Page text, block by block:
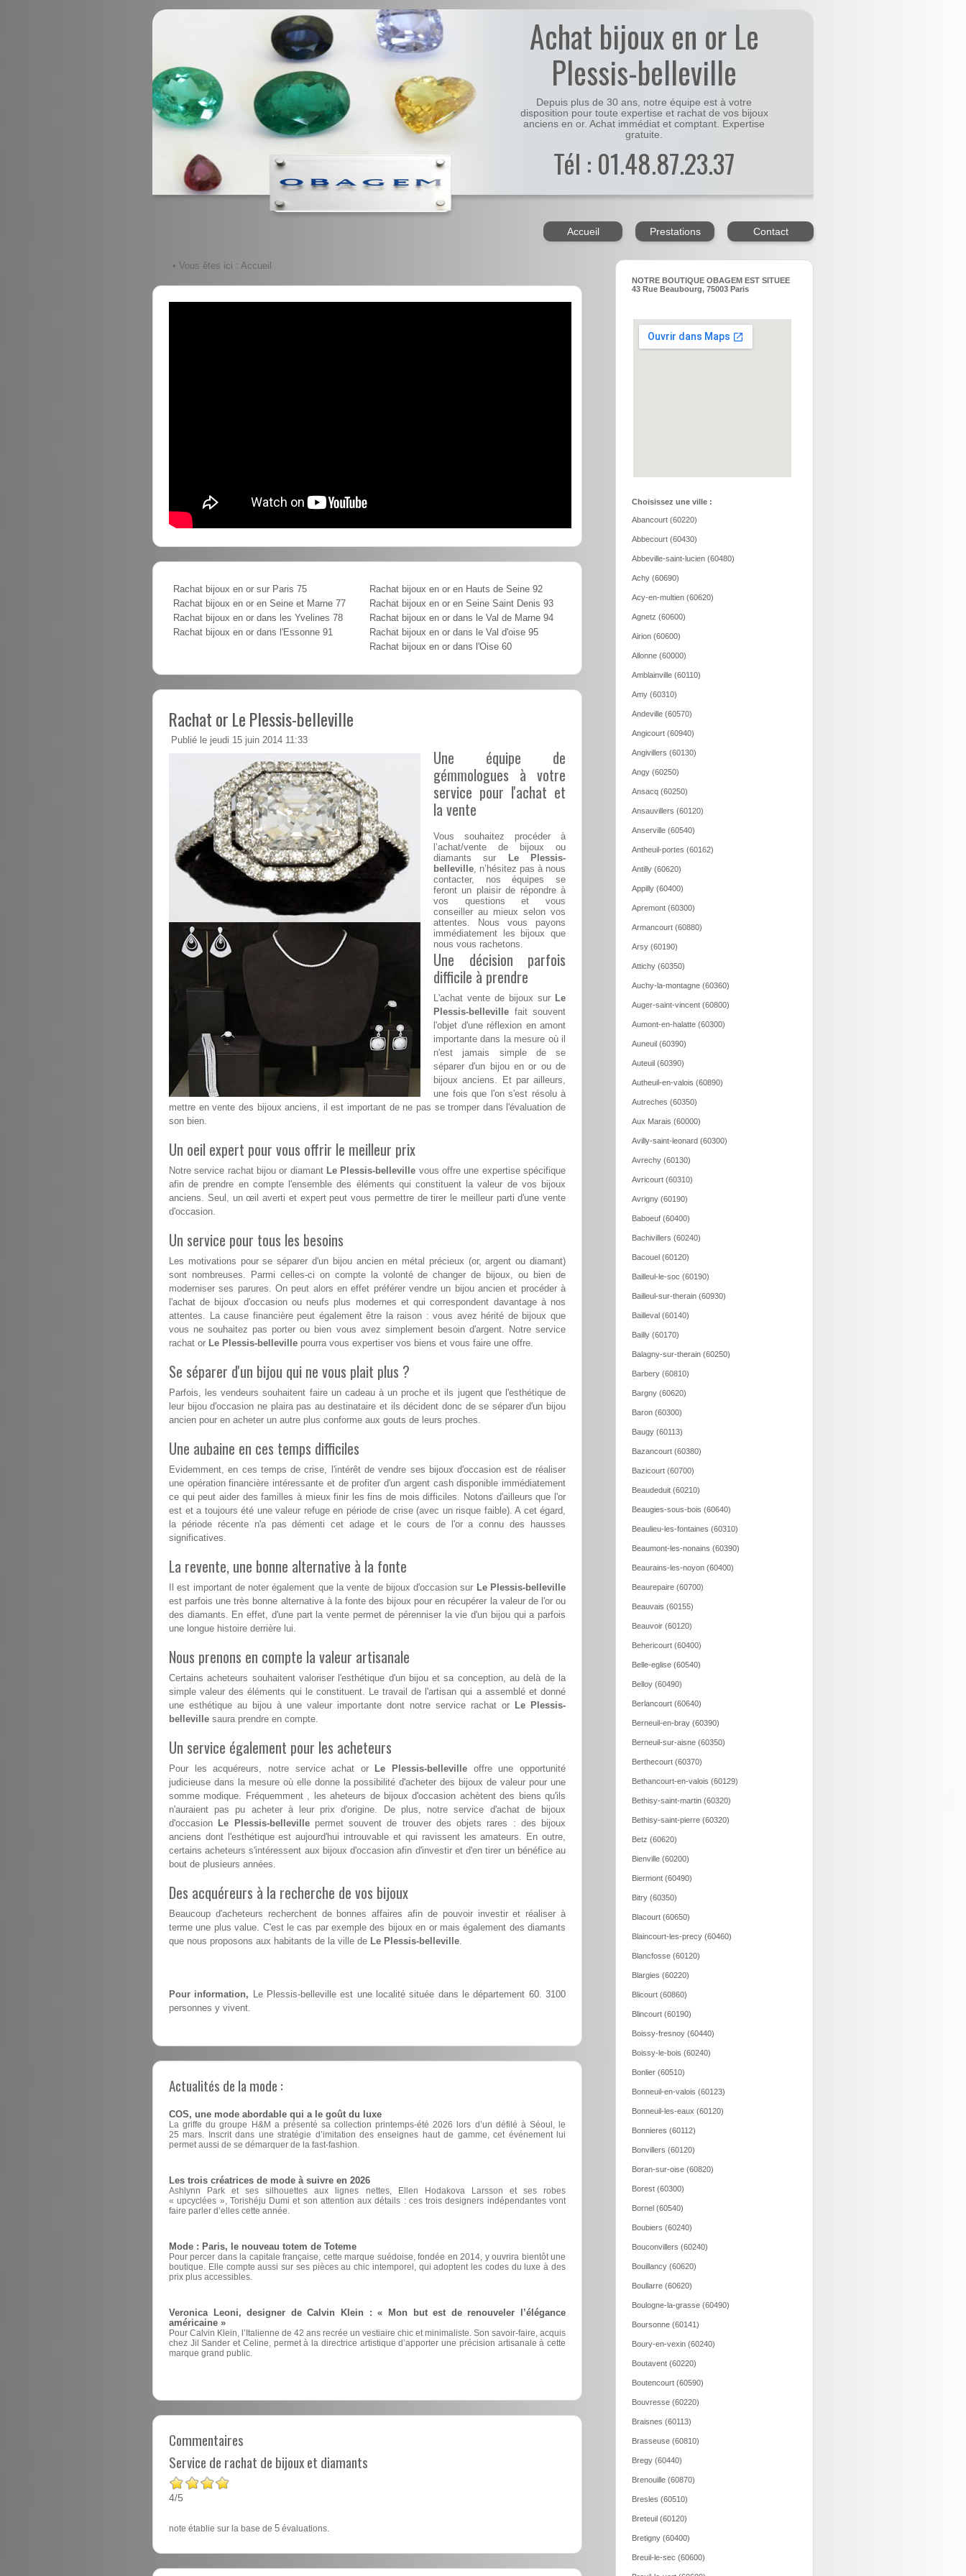
Achat bijoux en or Le
Plessis-belleville
Depuis plus de 30 ans, notre équipe est à votre
disposition pour toute expertise et rachat de vos bijoux
anciens en or. Achat immédiat et comptant. Expertise
gratuite.
Tél : 01.48.87.23.37
Accueil Prestations Contact
• Vous êtes ici : Accueil
Rachat bijoux en or sur Paris 75
Rachat bijoux en or en Seine et Marne 77
Rachat bijoux en or dans les Yvelines 78
Rachat bijoux en or dans l'Essonne 91
Rachat bijoux en or en Hauts de Seine 92
Rachat bijoux en or en Seine Saint Denis 93
Rachat bijoux en or dans le Val de Marne 94
Rachat bijoux en or dans le Val d'oise 95
Rachat bijoux en or dans l'Oise 60
Rachat or Le Plessis-belleville
Publié le jeudi 15 juin 2014 11:33
Une équipe de
gémmologues à votre
service pour l'achat et
la vente
Vous souhaitez procéder à
l’achat/vente de bijoux ou
diamants sur
Le Plessis-
belleville, n’hésitez pas à nous
contacter, nos équipes se
feront un plaisir de répondre à
vos questions et vous
conseiller au mieux selon vos
attentes. Nous vous payons
immédiatement les bijoux que
nous vous rachetons.
Une décision parfois
difficile à prendre
L'achat vente de bijoux sur Le
Plessis-belleville fait souvent
l'objet d'une réflexion en amont
importante dans la mesure où il
n'est jamais simple de se
séparer d'un bijou en or ou de
bijoux anciens. Et par ailleurs,
une fois que l'on s'est résolu à
mettre en vente des bijoux anciens, il est important de ne pas se tromper dans l'évaluation de
son bien.
Un oeil expert pour vous offrir le meilleur prix
Notre service rachat bijou or diamant Le Plessis-belleville vous offre une expertise spécifique
afin de prendre en compte l'ensemble des éléments qui constituent la valeur de vos bijoux
anciens. Seul, un œil averti et expert peut vous permettre de tirer le meilleur parti d'une vente
d'occasion.
Un service pour tous les besoins
Les motivations pour se séparer d'un bijou ancien en métal précieux (or, argent ou diamant)
sont nombreuses. Parmi celles-ci on compte la volonté de changer de bijoux, ou bien de
moderniser ses parures. On peut alors en effet préférer vendre un bijou ancien et procéder à
l'achat de bijoux d'occasion ou neufs plus modernes et qui correspondent davantage à nos
attentes. La cause financière peut également être la raison : vous avez hérité de bijoux que
vous ne souhaitez pas porter ou bien vous avez simplement besoin d'argent. Notre service
rachat or Le Plessis-belleville pourra vous expertiser vos biens et vous faire une offre.
Se séparer d'un bijou qui ne vous plait plus ?
Parfois, les vendeurs souhaitent faire un cadeau à un proche et ils jugent que l'esthétique de
leur bijou d'occasion ne plaira pas au destinataire et ils décident donc de se séparer d'un bijou
ancien pour en acheter un autre plus conforme aux gouts de leurs proches.
Une aubaine en ces temps difficiles
Evidemment, en ces temps de crise, l'intérêt de vendre ses bijoux d'occasion est de réaliser
une opération financière intéressante et de profiter d'un argent cash disponible immédiatement
ce qui peut aider des familles à mieux finir les fins de mois difficiles. Notons d'ailleurs que l'or
est et a toujours été une valeur refuge en période de crise (avec un risque faible). A cet égard,
la période récente n'a pas démenti cet adage et le cours de l'or a connu des hausses
significatives.
La revente, une bonne alternative à la fonte
Il est important de noter également que la vente de bijoux d'occasion sur Le Plessis-belleville
est parfois une très bonne alternative à la fonte des bijoux pour en récupérer la valeur de l'or ou
des diamants. En effet, d'une part la vente permet de pérenniser la vie d'un bijou qui a parfois
une longue histoire derrière lui.
Nous prenons en compte la valeur artisanale
Certains acheteurs souhaitent valoriser l'esthétique d'un bijou et sa conception, au delà de la
simple valeur des éléments qui le constituent. Le travail de l'artisan qui a assemblé et donné
une esthétique au bijou à une valeur importante dont notre service rachat or Le Plessis-
belleville saura prendre en compte.
Un service également pour les acheteurs
Pour les acquéreurs, notre service achat or Le Plessis-belleville offre une opportunité
judicieuse dans la mesure où elle donne la possibilité d'acheter des bijoux de valeur pour une
somme modique. Fréquemment , les aheteurs de bijoux d'occasion achètent des biens qu'ils
n'auraient pas pu acheter à leur prix d'origine. De plus, notre service d'achat de bijoux
d'occasion Le Plessis-bellevillepermet souvent de trouver des objets rares : des bijoux
anciens dont l'esthétique est aujourd'hui introuvable et qui ravissent les amateurs. En outre,
certains acheteurs s'intéressent aux bijoux d'occasion afin d'investir et d'en tirer un bénéfice au
bout de plusieurs années.
Des acquéreurs à la recherche de vos bijoux
Beaucoup d'acheteurs recherchent de bonnes affaires afin de pouvoir investir et réaliser à
terme une plus value. C'est le cas par exemple des bijoux en or mais également des diamants
que nous proposons aux habitants de la ville de Le Plessis-belleville
Pour information, Le Plessis-belleville est une localité située dans le département 60. 3100
personnes y vivent.
Actualités de la mode :
COS, une mode abordable qui a le goût du luxe
La griffe du groupe H&M a présenté sa collection printemps-été 2026 lors d’un défilé à Séoul, le
25 mars. Inscrit dans une stratégie d’imitation des enseignes haut de gamme, cet événement lui
permet aussi de se démarquer de la fast-fashion.
Les trois créatrices de mode à suivre en 2026
Ashlynn Park et ses silhouettes aux lignes nettes, Ellen Hodakova Larsson et ses robes
« upcyclées », Torishéju Dumi et son attention aux détails : ces trois designers indépendantes vont
faire parler d’elles cette année.
Mode : Paris, le nouveau totem de Toteme
Pour percer dans la capitale française, cette marque suédoise, fondée en 2014, y ouvrira bientôt une
boutique. Elle compte aussi sur ses pièces au chic intemporel, qui adoptent les codes du luxe à des
prix plus accessibles.
Veronica Leoni, designer de Calvin Klein : « Mon but est de renouveler l’élégance
américaine »
Pour Calvin Klein, l’Italienne de 42 ans recrée un vestiaire chic et minimaliste. Son savoir-faire, acquis
chez Jil Sander et Celine, permet à la directrice artistique d’apporter une précision artisanale à cette
marque grand public.
Commentaires
Service de rachat de bijoux et diamants
4/5
note établie sur la base de 5 évaluations.
NOTRE BOUTIQUE OBAGEM EST SITUEE
43 Rue Beaubourg, 75003 Paris
Choisissez une ville :
Abancourt (60220)
Abbecourt (60430)
Abbeville-saint-lucien (60480)
Achy (60690)
Acy-en-multien (60620)
Agnetz (60600)
Airion (60600)
Allonne (60000)
Amblainville (60110)
Amy (60310)
Andeville (60570)
Angicourt (60940)
Angivillers (60130)
Angy (60250)
Ansacq (60250)
Ansauvillers (60120)
Anserville (60540)
Antheuil-portes (60162)
Antilly (60620)
Appilly (60400)
Apremont (60300)
Armancourt (60880)
Arsy (60190)
Attichy (60350)
Auchy-la-montagne (60360)
Auger-saint-vincent (60800)
Aumont-en-halatte (60300)
Auneuil (60390)
Auteuil (60390)
Autheuil-en-valois (60890)
Autreches (60350)
Aux Marais (60000)
Avilly-saint-leonard (60300)
Avrechy (60130)
Avricourt (60310)
Avrigny (60190)
Baboeuf (60400)
Bachivillers (60240)
Bacouel (60120)
Bailleul-le-soc (60190)
Bailleul-sur-therain (60930)
Bailleval (60140)
Bailly (60170)
Balagny-sur-therain (60250)
Barbery (60810)
Bargny (60620)
Baron (60300)
Baugy (60113)
Bazancourt (60380)
Bazicourt (60700)
Beaudeduit (60210)
Beaugies-sous-bois (60640)
Beaulieu-les-fontaines (60310)
Beaumont-les-nonains (60390)
Beaurains-les-noyon (60400)
Beaurepaire (60700)
Beauvais (60155)
Beauvoir (60120)
Behericourt (60400)
Belle-eglise (60540)
Belloy (60490)
Berlancourt (60640)
Berneuil-en-bray (60390)
Berneuil-sur-aisne (60350)
Berthecourt (60370)
Bethancourt-en-valois (60129)
Bethisy-saint-martin (60320)
Bethisy-saint-pierre (60320)
Betz (60620)
Bienville (60200)
Biermont (60490)
Bitry (60350)
Blacourt (60650)
Blaincourt-les-precy (60460)
Blancfosse (60120)
Blargies (60220)
Blicourt (60860)
Blincourt (60190)
Boissy-fresnoy (60440)
Boissy-le-bois (60240)
Bonlier (60510)
Bonneuil-en-valois (60123)
Bonneuil-les-eaux (60120)
Bonnieres (60112)
Bonvillers (60120)
Boran-sur-oise (60820)
Borest (60300)
Bornel (60540)
Boubiers (60240)
Bouconvillers (60240)
Bouillancy (60620)
Boullarre (60620)
Boulogne-la-grasse (60490)
Boursonne (60141)
Boury-en-vexin (60240)
Boutavent (60220)
Boutencourt (60590)
Bouvresse (60220)
Braisnes (60113)
Brasseuse (60810)
Bregy (60440)
Brenouille (60870)
Bresles (60510)
Breteuil (60120)
Bretigny (60400)
Breuil-le-sec (60600)